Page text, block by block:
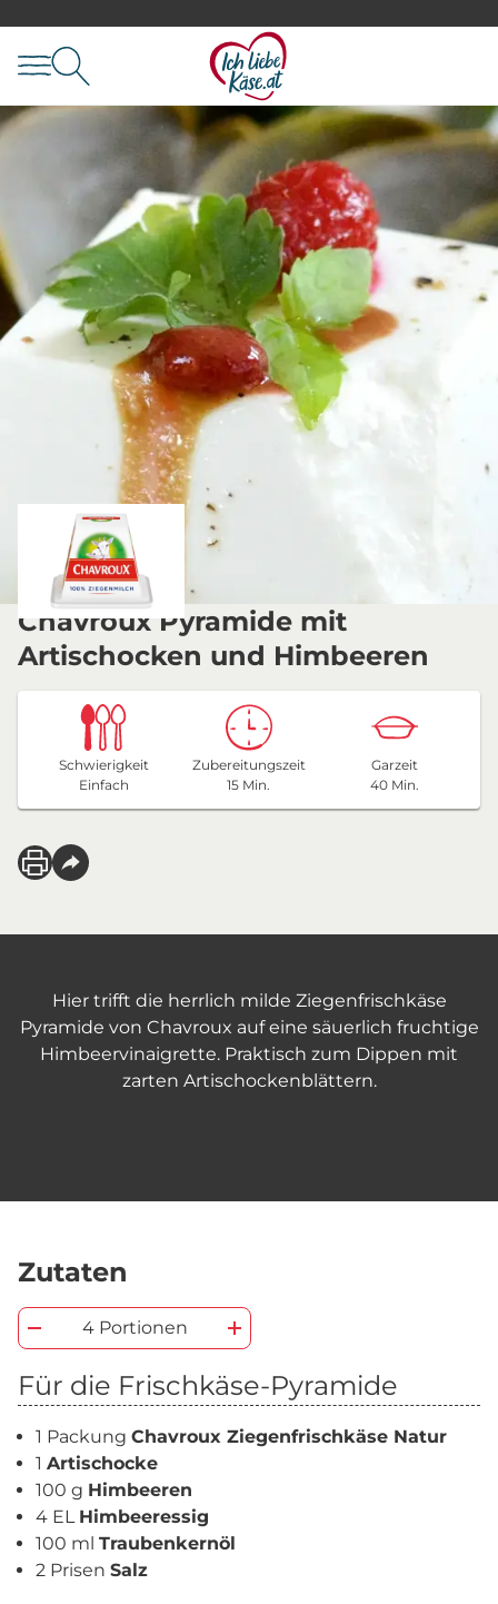
Chavroux Pyramide mit
Artischocken und Himbeeren
Schwierigkeit
Einfach
Zubereitungszeit
15 Min.
Garzeit
40 Min.
Hier trifft die herrlich milde Ziegenfrischkäse
Pyramide von Chavroux auf eine säuerlich fruchtige
Himbeervinaigrette. Praktisch zum Dippen mit
zarten Artischockenblättern.
Zutaten
4 Portionen
Für die Frischkäse-Pyramide
1 Packung Chavroux Ziegenfrischkäse Natur
1 Artischocke
100 g Himbeeren
4 EL Himbeeressig
100 ml Traubenkernöl
2 Prisen Salz